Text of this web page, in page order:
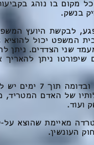
מקום בו נוהג
בנשק.
לבקשת היועץ
המשפט יכול
שני הצדדים. ניתן
שיפורטו ניתן
גם צו זה יכול
של האדם המטריד,
ועוד.
מאיימת שהוצא על-